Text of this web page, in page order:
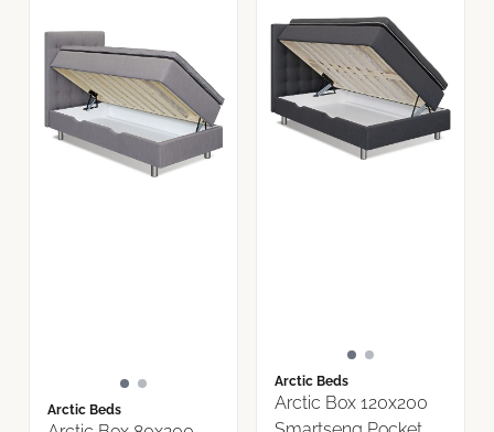
Arctic Beds
Arctic Beds
Arctic Box 120x200